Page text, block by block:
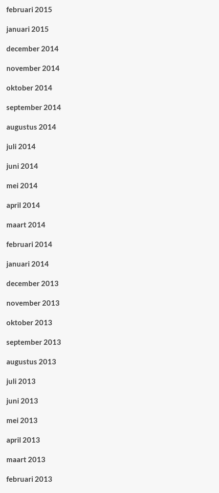
februari 2015
januari 2015
december 2014
november 2014
oktober 2014
september 2014
augustus 2014
juli 2014
juni 2014
mei 2014
april 2014
maart 2014
februari 2014
januari 2014
december 2013
november 2013
oktober 2013
september 2013
augustus 2013
juli 2013
juni 2013
mei 2013
april 2013
maart 2013
februari 2013